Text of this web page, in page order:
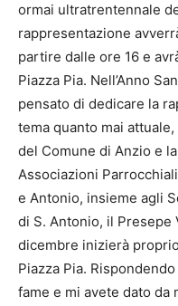
ormai ultratrentennale
rappresentazione
partire dalle ore 16 e
Piazza Pia. Nell’Anno
pensato di dedicare la
tema quanto mai
del Comune di Anzio e
Associazioni
e Antonio, insieme agli
di S. Antonio, il Presepe
dicembre inizierà
Piazza Pia.
fame e mi avete dato da